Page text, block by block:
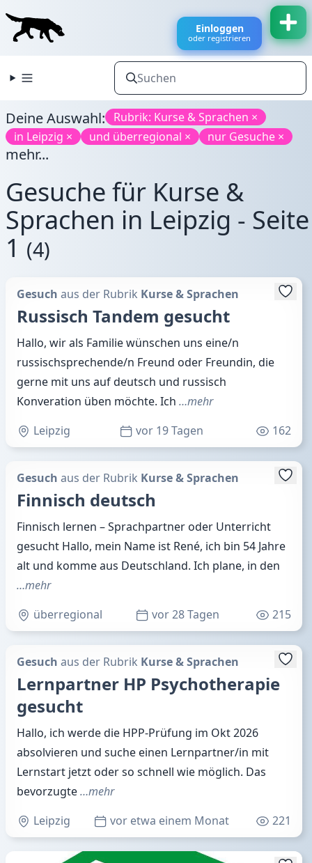
Einloggen
oder registrieren
Deine Auswahl:
Rubrik: Kurse & Sprachen ×
in Leipzig ×
und überregional × nur Gesuche ×
mehr...
Gesuche für Kurse &
Sprachen in Leipzig - Seite
1 (4)
Gesuch aus der Rubrik Kurse & Sprachen
Russisch Tandem gesucht
Hallo, wir als Familie wünschen uns eine/n
russischsprechende/n Freund oder Freundin, die
gerne mit uns auf deutsch und russisch
Konveration üben möchte. Ich …mehr
Leipzig
vor 19 Tagen 162
Gesuch aus der Rubrik Kurse & Sprachen
Finnisch deutsch
Finnisch lernen – Sprachpartner oder Unterricht
gesucht Hallo, mein Name ist René, ich bin 54 Jahre
alt und komme aus Deutschland. Ich plane, in den
…mehr
überregional
vor 28 Tagen 215
Gesuch aus der Rubrik Kurse & Sprachen
Lernpartner HP Psychotherapie
gesucht
Hallo, ich werde die HPP-Prüfung im Okt 2026
absolvieren und suche einen Lernpartner/in mit
Lernstart jetzt oder so schnell wie möglich. Das
bevorzugte…mehr
Leipzig
vor etwa einem Monat 221